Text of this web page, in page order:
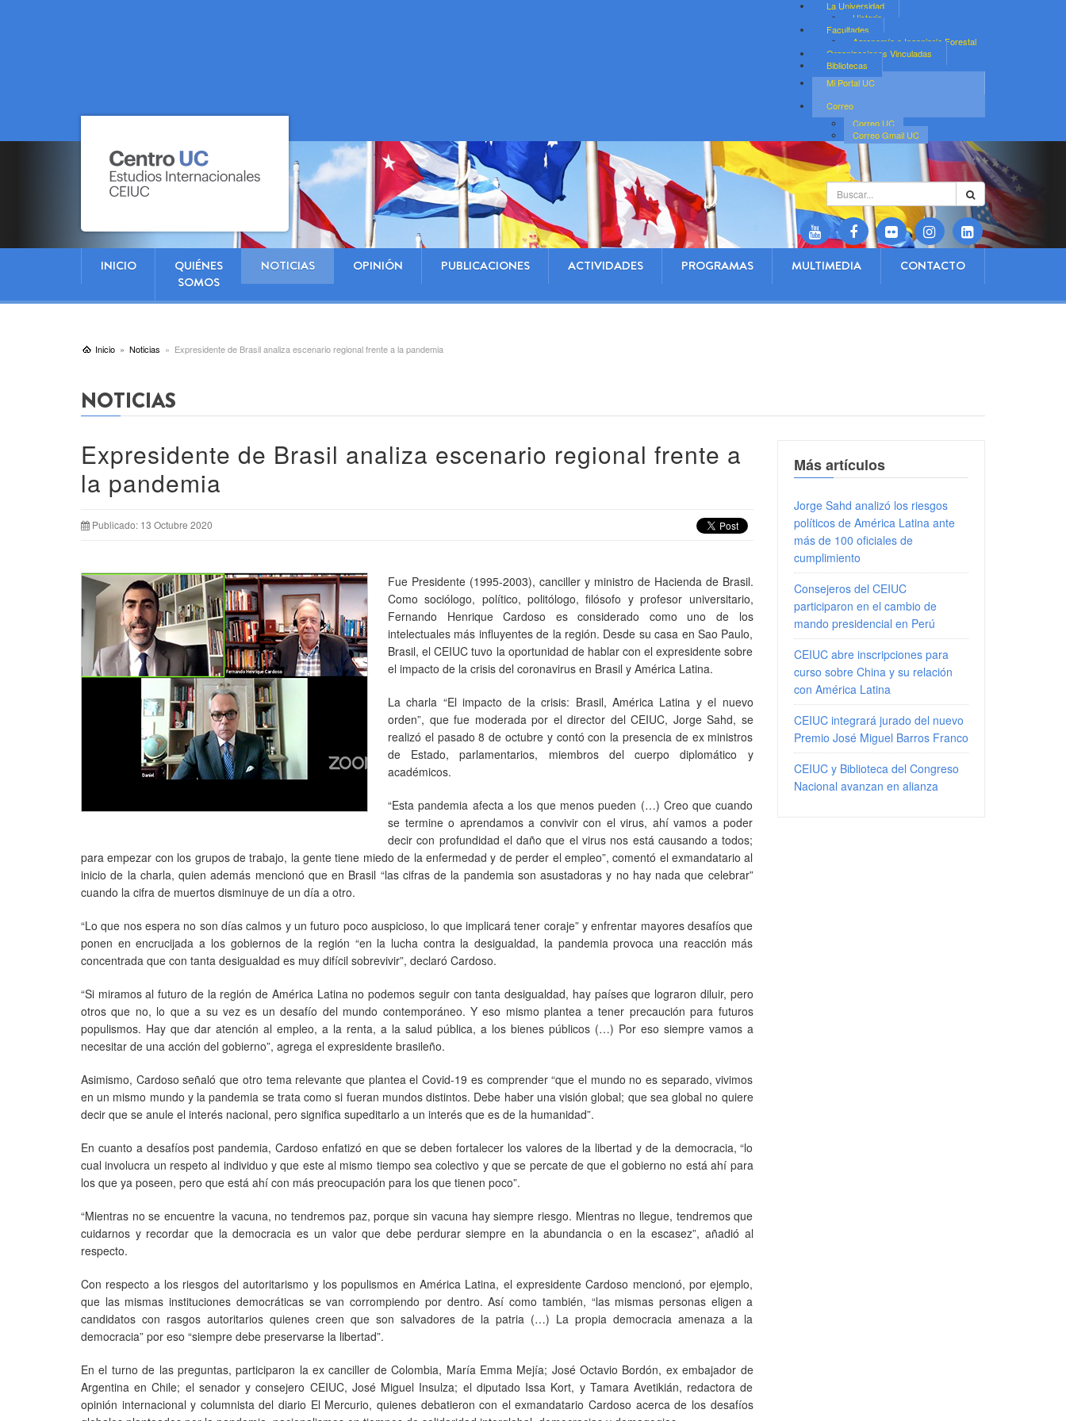
La Universidad
Historia
Facultades
Agronomía e Ingeniería Forestal
Organizaciones Vinculadas
Bibliotecas
Mi Portal UC
Correo
Correo UC
Correo Gmail UC
Buscar...
INICIO
QUIÉNES
SOMOS
NOTICIAS OPINIÓN PUBLICACIONES ACTIVIDADES PROGRAMAS MULTIMEDIA CONTACTO
Inicio Noticias Expresidente de Brasil analiza escenario regional frente a la pandemia
NOTICIAS
Expresidente de Brasil analiza escenario regional frente a
la pandemia
Publicado: 13 Octubre 2020
Fue Presidente (1995-2003), canciller y ministro de Hacienda de Brasil.
Como sociólogo, político, politólogo, filósofo y profesor universitario,
Fernando Henrique Cardoso es considerado como uno de los
intelectuales más influyentes de la región. Desde su casa en Sao Paulo,
Brasil, el CEIUC tuvo la oportunidad de hablar con el expresidente sobre
el impacto de la crisis del coronavirus en Brasil y América Latina.
La charla “El impacto de la crisis: Brasil, América Latina y el nuevo
orden”, que fue moderada por el director del CEIUC, Jorge Sahd, se
realizó el pasado 8 de octubre y contó con la presencia de ex ministros
de Estado, parlamentarios, miembros del cuerpo diplomático y
académicos.
“Esta pandemia afecta a los que menos pueden (…) Creo que cuando
se termine o aprendamos a convivir con el virus, ahí vamos a poder
decir con profundidad el daño que el virus nos está causando a todos;
para empezar con los grupos de trabajo, la gente tiene miedo de la enfermedad y de perder el empleo”, comentó el exmandatario al
inicio de la charla, quien además mencionó que en Brasil “las cifras de la pandemia son asustadoras y no hay nada que celebrar”
cuando la cifra de muertos disminuye de un día a otro.
“Lo que nos espera no son días calmos y un futuro poco auspicioso, lo que implicará tener coraje” y enfrentar mayores desafíos que
ponen en encrucijada a los gobiernos de la región “en la lucha contra la desigualdad, la pandemia provoca una reacción más
concentrada que con tanta desigualdad es muy difícil sobrevivir”, declaró Cardoso.
“Si miramos al futuro de la región de América Latina no podemos seguir con tanta desigualdad, hay países que lograron diluir, pero
otros que no, lo que a su vez es un desafío del mundo contemporáneo. Y eso mismo plantea a tener precaución para futuros
populismos. Hay que dar atención al empleo, a la renta, a la salud pública, a los bienes públicos (…) Por eso siempre vamos a
necesitar de una acción del gobierno”, agrega el expresidente brasileño.
Asimismo, Cardoso señaló que otro tema relevante que plantea el Covid-19 es comprender “que el mundo no es separado, vivimos
en un mismo mundo y la pandemia se trata como si fueran mundos distintos. Debe haber una visión global; que sea global no quiere
decir que se anule el interés nacional, pero significa supeditarlo a un interés que es de la humanidad”.
En cuanto a desafíos post pandemia, Cardoso enfatizó en que se deben fortalecer los valores de la libertad y de la democracia, “lo
cual involucra un respeto al individuo y que este al mismo tiempo sea colectivo y que se percate de que el gobierno no está ahí para
los que ya poseen, pero que está ahí con más preocupación para los que tienen poco”.
“Mientras no se encuentre la vacuna, no tendremos paz, porque sin vacuna hay siempre riesgo. Mientras no llegue, tendremos que
cuidarnos y recordar que la democracia es un valor que debe perdurar siempre en la abundancia o en la escasez”, añadió al
respecto.
Con respecto a los riesgos del autoritarismo y los populismos en América Latina, el expresidente Cardoso mencionó, por ejemplo,
que las mismas instituciones democráticas se van corrompiendo por dentro. Así como también, “las mismas personas eligen a
candidatos con rasgos autoritarios quienes creen que son salvadores de la patria (…) La propia democracia amenaza a la
democracia” por eso “siempre debe preservarse la libertad”.
En el turno de las preguntas, participaron la ex canciller de Colombia, María Emma Mejía; José Octavio Bordón, ex embajador de
Argentina en Chile; el senador y consejero CEIUC, José Miguel Insulza; el diputado Issa Kort, y Tamara Avetikián, redactora de
opinión internacional y columnista del diario El Mercurio, quienes debatieron con el exmandatario Cardoso acerca de los desafíos
Más artículos
Jorge Sahd analizó los riesgos
políticos de América Latina ante
más de 100 oficiales de
cumplimiento
Consejeros del CEIUC
participaron en el cambio de
mando presidencial en Perú
CEIUC abre inscripciones para
curso sobre China y su relación
con América Latina
CEIUC integrará jurado del nuevo
Premio José Miguel Barros Franco
CEIUC y Biblioteca del Congreso
Nacional avanzan en alianza